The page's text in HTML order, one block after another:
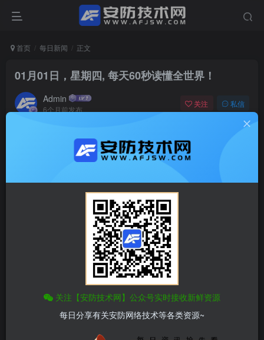
首页 每日新闻 正文
01月01日，星期四, 每天60秒读懂全世界！
Admin
6个月前发布
关注 私信
百度热搜新闻
新闻来源：百度热搜榜
关注【安防技术网】公众号实时接收新鲜资源
每日分享有关安防网络技术等各类资源~